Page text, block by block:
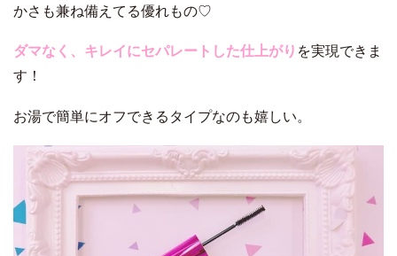
かさも兼ね備えてる優れもの♡
ダマなく、キレイにセパレートした仕上がり を実現できま
す！
お湯で簡単にオフできるタイプなのも嬉しい。